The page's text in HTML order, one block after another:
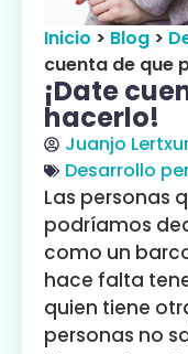
Inicio > Blog >
cuenta de que
¡Date
hacerlo!
Juanjo
Desarrollo
Las personas
podríamos
como un
hace falta
quien tiene
personas no